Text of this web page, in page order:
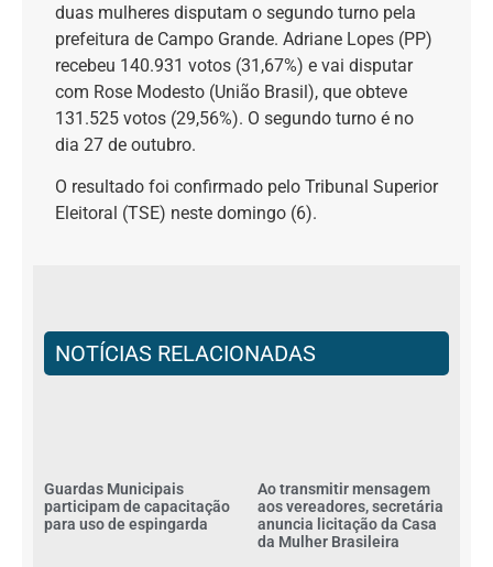
duas mulheres disputam o segundo turno pela
prefeitura de Campo Grande. Adriane Lopes (PP)
recebeu 140.931 votos (31,67%) e vai disputar
com Rose Modesto (União Brasil), que obteve
131.525 votos (29,56%). O segundo turno é no
dia 27 de outubro.
O resultado foi confirmado pelo Tribunal Superior
Eleitoral (TSE) neste domingo (6).
NOTÍCIAS RELACIONADAS
Guardas Municipais
participam de capacitação
para uso de espingarda
Ao transmitir mensagem
aos vereadores, secretária
anuncia licitação da Casa
da Mulher Brasileira